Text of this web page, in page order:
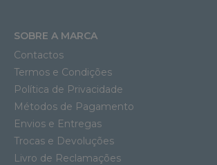
SOBRE A MARCA
Contactos
Termos e Condições
Política de Privacidade
Métodos de Pagamento
Envios e Entregas
Trocas e Devoluções
Livro de Reclamações